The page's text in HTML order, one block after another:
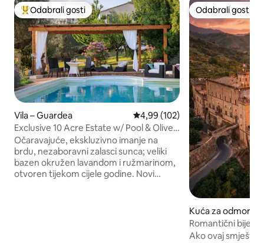
Među najviše rangiranima s oznakom „Odabrali gosti”
Odabrali gosti
Vila – Guardea Prosječna ocjena: 4,99/5,
4,99 (102)
Exclusive 10 Acre Estate w/ Pool & Olive
Grove!
Očaravajuće, ekskluzivno imanje na
brdu, nezaboravni zalasci sunca; veliki
bazen okružen lavandom i ružmarinom,
otvoren tijekom cijele godine. Novi
Odabrali gosti
Odabrali gosti
Kuća za odmor –
rio da Sassola
Romantični bijeg
smještaj s 2
Ako ovaj smještaj